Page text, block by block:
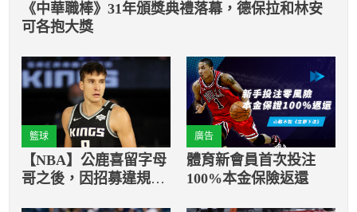
《中華職棒》31年頒獎典禮落幕，德保拉和林安
可各抱大獎
籃球
【NBA】公鹿喜留字母
哥之後，因招募違規遭
廣告
體育新會員首次投注
100%本金保險返還